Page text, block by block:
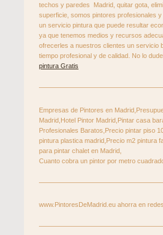
techos y paredes Madrid, quitar gota,
superficie, somos pintores profesionales
un servicio pintura que puede resultar
ya que tenemos medios y recursos
ofrecerles a nuestros clientes un servicio
tiempo profesional y de calidad. No lo
pintura Gratis
Empresas de Pintores en
Madrid,Hotel Pintor Madrid,Pintar casa
Profesionales Baratos,Precio pintar piso
pintura plastica madrid,Precio m2 pintura
para pintar chalet en Madrid,
Cuanto cobra un pintor por metro
www.PintoresDeMadrid.eu ahorra en